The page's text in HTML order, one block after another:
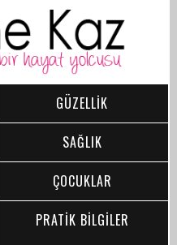
GÜZELLİK
SAĞLIK
ÇOCUKLAR
PRATİK BİLGİLER